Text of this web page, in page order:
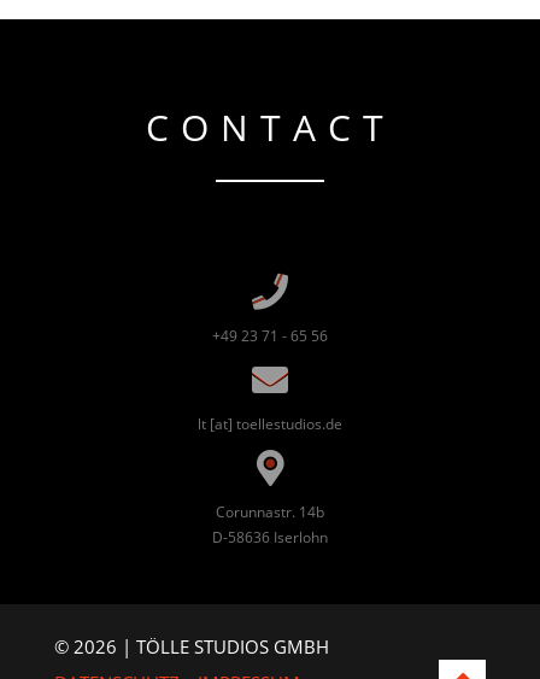
CONTACT
+49 23 71 - 65 56
lt [at] toellestudios.de
Corunnastr. 14b
D-58636 Iserlohn
© 2026 | TÖLLE STUDIOS GMBH